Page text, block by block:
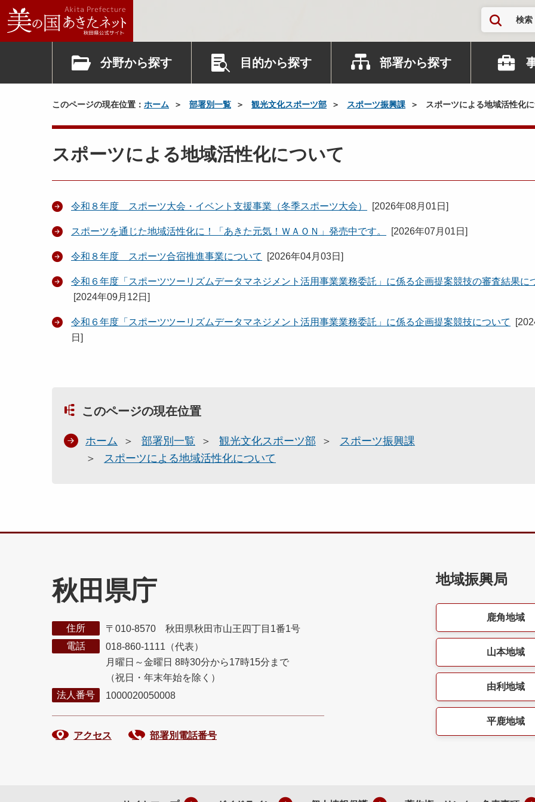
検索
分野から探す 目的から探す 部署から探す
このページの現在位置： ホーム 部署別一覧 観光文化スポーツ部 スポーツ振興課 スポーツによる地域活性化
スポーツによる地域活性化について
令和８年度 スポーツ大会・イベント支援事業（冬季スポーツ大会） [2026年08月01日 ]
スポーツを通じた地域活性化に！「あきた元気！ＷＡＯＮ」発売中です。 [2026年07月01日 ]
令和８年度 スポーツ合宿推進事業について [2026年04月03日 ]
令和６年度「スポーツツーリズムデータマネジメント活用事業業務委託」に係る企画提案競技の審査結果に
[2024年09月12日 ]
令和６年度「スポーツツーリズムデータマネジメント活用事業業務委託」に係る企画提案競技について [
日 ]
このページの現在位置
ホーム 部署別一覧 観光文化スポーツ部
スポーツ振興課
スポーツによる地域活性化について
秋田県庁
住所
〒010-8570 秋田県秋田市山王四丁目1番1号
電話
018-860-1111（代表）
月曜日～金曜日 8時30分から17時15分まで
（祝日・年末年始を除く）
法人番号
1000020050008
アクセス 部署別電話番号
地域振興局
鹿角地域
山本地域
由利地域
平鹿地域